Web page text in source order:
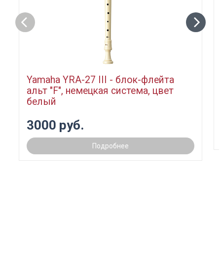
Yamaha YRA-27 III - блок-флейта
альт "F", немецкая система, цвет
белый
3000 руб.
Подробнее